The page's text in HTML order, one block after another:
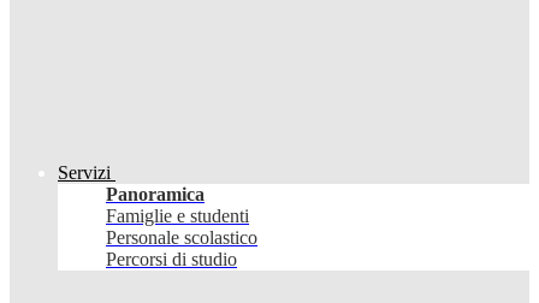
Servizi
Panoramica
Famiglie e studenti
Personale scolastico
Percorsi di studio